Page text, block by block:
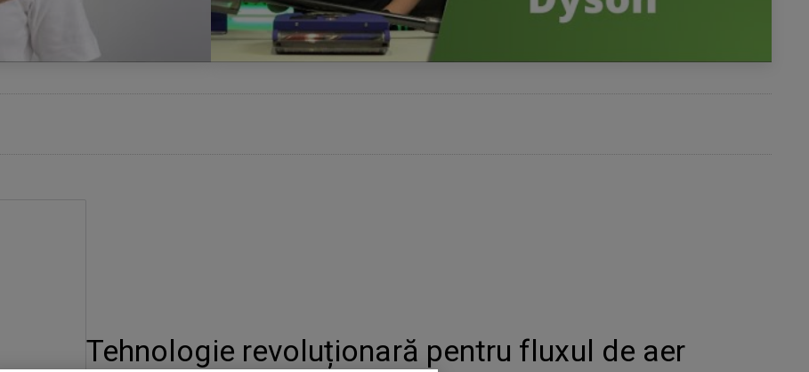
Tehnologie revoluționară pentru fluxul de aer